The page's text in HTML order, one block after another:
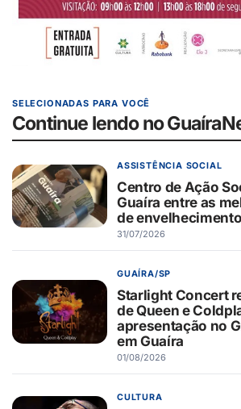
SELECIONADAS PARA VOCÊ
Continue lendo no
ASSISTÊNCIA SOCIAL
Centro de Ação
Guaíra entre as
de
31/07/2026
GUAÍRA/SP
Starlight Concert
de Queen e
apresentação no
em Guaíra
01/08/2026
CULTURA